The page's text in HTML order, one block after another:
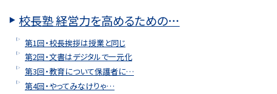
校長塾 経営力を高めるための…
第1回・校長挨拶は授業と同じ
第2回・文書はデジタルで一元化
第3回・教育について保護者に…
第4回・やってみなけりゃ…